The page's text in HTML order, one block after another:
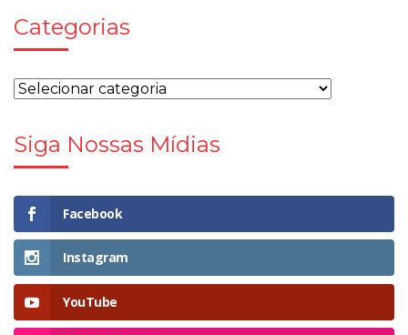
Categorias
Siga Nossas Mídias
Facebook
Instagram
YouTube